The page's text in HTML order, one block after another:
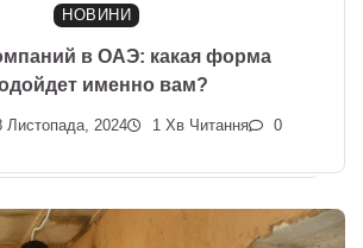
НОВИНИ
в ОАЭ: какая форма
именно вам?
Листопада, 2024 1 Хв Читання 0